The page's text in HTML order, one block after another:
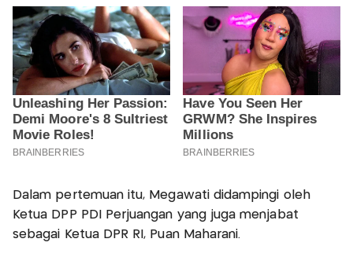
Dalam pertemuan itu, Megawati didampingi oleh
Ketua DPP PDI Perjuangan yang juga menjabat
sebagai Ketua DPR RI, Puan Maharani.